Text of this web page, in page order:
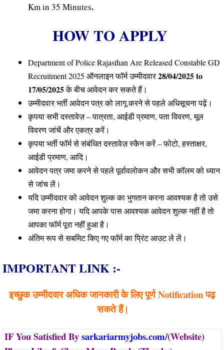
Km in 35 Minutes.
HOW TO APPLY
Department of Police Rajasthan Are Released Constable GD
Recruitment 2025 ऑनलाइन फॉर्म उम्मीदवार28/04/2025 to
17/05/2025के बीच आवेदन कर सकते हैं।
उम्मीदवार भर्ती आवेदन पत्र को लागू करने से पहले अधिसूचना पढ़ें।
कृपया सभी दस्तावेज़ – पात्रता, आईडी प्रमाण, पता विवरण, मूल
विवरण जांचें और एकत्र करें।
कृपया भर्ती फॉर्म से संबंधित दस्तावेज़ स्कैन करें – फोटो, हस्ताक्षर,
आईडी प्रमाण, आदि।
आवेदन पत्र जमा करने से पहले पूर्वावलोकन और सभी कॉलम को ध्यान
से जांच लें।
यदि उम्मीदवार को आवेदन शुल्क का भुगतान करना आवश्यक है तो उसे
जमा करना होगा। यदि आपके पास आवश्यक आवेदन शुल्क नहीं है तो
आपका फॉर्म पूरा नहीं हुआ है।
अंतिम रूप से सबमिट किए गए फॉर्म का प्रिंट आउट ले लें।
IMPORTANT LINK :-
इच्छुक उम्मीदवार अधिक जानकारी के लिए पूर्ण Notification पढ़
सकते हैं |
IF You Satisfied Bysarkariarmyjobs.com/(Website)